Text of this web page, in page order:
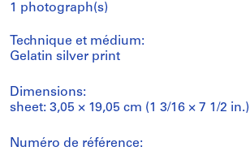
1 photograph(s)
Technique et médium:
Gelatin silver print
Dimensions:
sheet: 3,05 × 19,05 cm (1 3/16 × 7 1/2 in.)
Numéro de référence: